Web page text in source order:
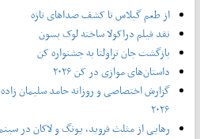
از طعم گیلاس تا کشف صداهای تازه
نقد فیلم دراکولا ساخته لوک بسون
بازگشت جان تراولتا به جشنواره کن
داستان‌های موازی در کن ۲۰۲۶
گزارش اختصاصی و روزانه حامد سلیمان
۲۰۲۶
رهایی از مثلث فروید، یونگ و لاکان در سینما